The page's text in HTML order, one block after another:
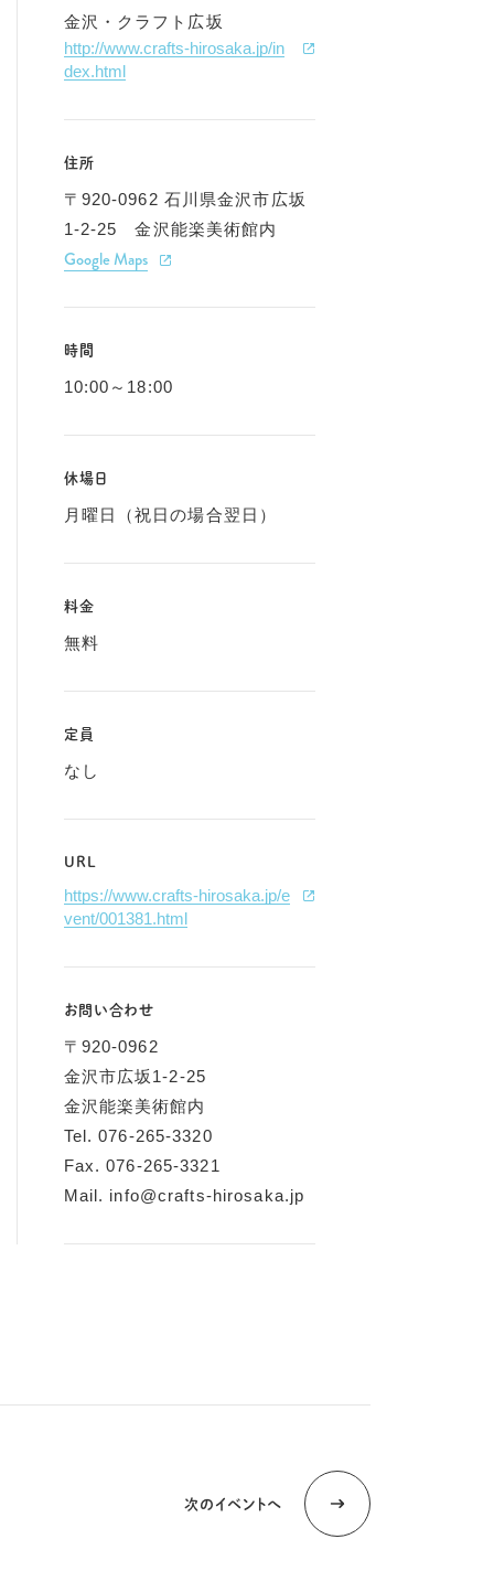
金沢・クラフト広坂
http://www.crafts-hirosaka.jp/in
dex.html
住所
〒920-0962 石川県金沢市広坂
1-2-25 金沢能楽美術館内
Google Maps
時間
10:00～18:00
休場日
月曜日（祝日の場合翌日）
料金
無料
定員
なし
URL
https://www.crafts-hirosaka.jp/e
vent/001381.html
お問い合わせ
〒920-0962
金沢市広坂1-2-25
金沢能楽美術館内
Tel. 076-265-3320
Fax. 076-265-3321
Mail. info@crafts-hirosaka.jp
次のイベントへ